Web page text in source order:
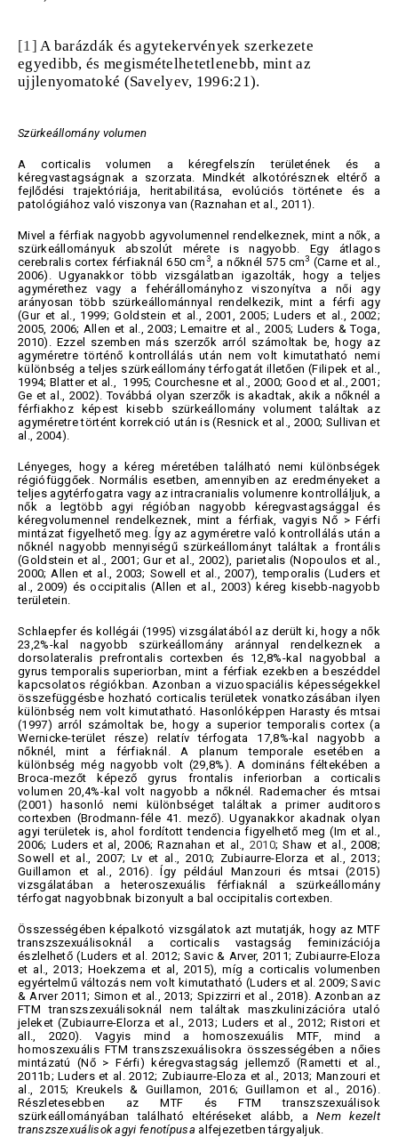
[1] A barázdák és agytekervények szerkezete
egyedibb, és megismételhetetlenebb, mint az
ujjlenyomatoké (Savelyev, 1996:21).
Szürkeállomány volumen
A corticalis volumen a kéregfelszín területének és a
kéregvastagságnak a szorzata. Mindkét alkotórésznek eltérő a
fejlődési trajektóriája, heritabilitása, evolúciós története és a
patológiához való viszonya van (Raznahan et al., 2011).
Mivel a férfiak nagyobb agyvolumennel rendelkeznek, mint a nők, a
szürkeállományuk abszolút mérete is nagyobb. Egy átlagos
cerebralis cortex férfiaknál 650 cm3, a nőknél 575 cm3 (Carne et al.,
2006). Ugyanakkor több vizsgálatban igazolták, hogy a teljes
agymérethez vagy a fehérállományhoz viszonyítva a női agy
arányosan több szürkeállománnyal rendelkezik, mint a férfi agy
(Gur et al., 1999; Goldstein et al., 2001, 2005; Luders et al., 2002;
2005, 2006; Allen et al., 2003; Lemaitre et al., 2005; Luders & Toga,
2010). Ezzel szemben más szerzők arról számoltak be, hogy az
agyméretre történő kontrollálás után nem volt kimutatható nemi
különbség a teljes szürkeállomány térfogatát illetően (Filipek et al.,
1994; Blatter et al., 1995; Courchesne et al., 2000; Good et al., 2001;
Ge et al., 2002). Továbbá olyan szerzők is akadtak, akik a nőknél a
férfiakhoz képest kisebb szürkeállomány volument találtak az
agyméretre történt korrekció után is (Resnick et al., 2000; Sullivan et
al., 2004).
Lényeges, hogy a kéreg méretében található nemi különbségek
régiófüggőek. Normális esetben, amennyiben az eredményeket a
teljes agytérfogatra vagy az intracranialis volumenre kontrolláljuk, a
nők a legtöbb agyi régióban nagyobb kéregvastagsággal és
kéregvolumennel rendelkeznek, mint a férfiak, vagyis Nő > Férfi
mintázat figyelhető meg. Így az agyméretre való kontrollálás után a
nőknél nagyobb mennyiségű szürkeállományt találtak a frontális
(Goldstein et al., 2001; Gur et al., 2002), parietalis (Nopoulos et al.,
2000; Allen et al., 2003; Sowell et al., 2007), temporalis (Luders et
al., 2009) és occipitalis (Allen et al., 2003) kéreg kisebb-nagyobb
területein.
Schlaepfer és kollégái (1995) vizsgálatából az derült ki, hogy a nők
23,2%-kal nagyobb szürkeállomány aránnyal rendelkeznek a
dorsolateralis prefrontalis cortexben és 12,8%-kal nagyobbal a
gyrus temporalis superiorban, mint a férfiak ezekben a beszéddel
kapcsolatos régiókban. Azonban a vizuospaciális képességekkel
összefüggésbe hozható corticalis területek vonatkozásában ilyen
különbség nem volt kimutatható. Hasonlóképpen Harasty és mtsai
(1997) arról számoltak be, hogy a superior temporalis cortex (a
Wernicke-terület része) relatív térfogata 17,8%-kal nagyobb a
nőknél, mint a férfiaknál. A planum temporale esetében a
különbség még nagyobb volt (29,8%). A domináns féltekében a
Broca-mezőt képező gyrus frontalis inferiorban a corticalis
volumen 20,4%-kal volt nagyobb a nőknél. Rademacher és mtsai
(2001) hasonló nemi különbséget találtak a primer auditoros
cortexben (Brodmann-féle 41. mező). Ugyanakkor akadnak olyan
agyi területek is, ahol fordított tendencia figyelhető meg (Im et al.,
2006; Luders et al, 2006; Raznahan et al., 2010; Shaw et al., 2008;
Sowell et al., 2007; Lv et al., 2010; Zubiaurre-Elorza et al., 2013;
Guillamon et al., 2016). Így például Manzouri és mtsai (2015)
vizsgálatában a heteroszexuális férfiaknál a szürkeállomány
térfogat nagyobbnak bizonyult a bal occipitalis cortexben.
Összességében képalkotó vizsgálatok azt mutatják, hogy az MTF
transzszexuálisoknál a corticalis vastagság feminizációja
észlelhető (Luders et al. 2012; Savic & Arver, 2011; Zubiaurre-Eloza
et al., 2013; Hoekzema et al, 2015), míg a corticalis volumenben
egyértelmű változás nem volt kimutatható (Luders et al. 2009; Savic
& Arver 2011; Simon et al., 2013; Spizzirri et al., 2018). Azonban az
FTM transzszexuálisoknál nem találtak maszkulinizációra utaló
jeleket (Zubiaurre-Elorza et al., 2013; Luders et al., 2012; Ristori et
all., 2020). Vagyis mind a homoszexuális MTF, mind a
homoszexuális FTM transzszexuálisokra összességében a nőies
mintázatú (Nő > Férfi) kéregvastagság jellemző (Rametti et al.,
2011b; Luders et al. 2012; Zubiaurre-Eloza et al., 2013; Manzouri et
al., 2015; Kreukels & Guillamon, 2016; Guillamon et al., 2016).
Részletesebben az MTF és FTM transzszexuálisok
szürkeállományában található eltéréseket alább, aNem kezelt
transzszexuálisok agyi fenotípusa alfejezetben tárgyaljuk.